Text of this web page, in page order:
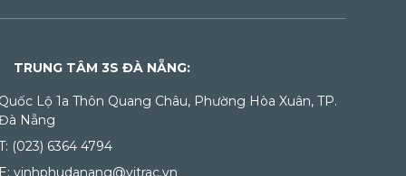
TRUNG TÂM 3S ĐÀ NẴNG:
Lộ 1a Thôn Quang Châu, Phường Hòa Xuân, TP.
Nẵng
(023) 6364 4794
vinhphudanang@vitrac.vn